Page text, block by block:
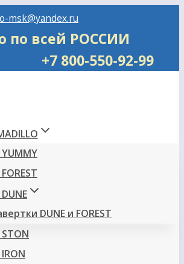
msk@yandex.ru
по всей РОССИИ
+7 800-550-92-99
DUNE и FOREST